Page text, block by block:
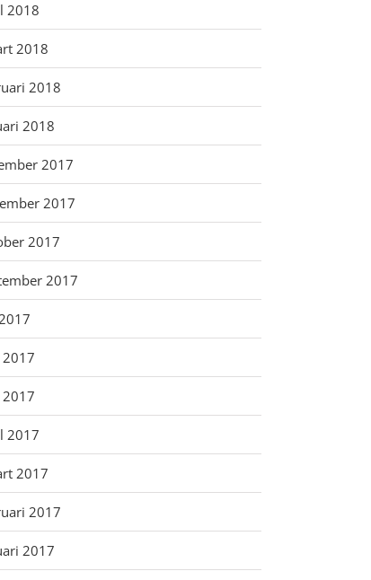
2018
2018
2018
2018
2017
2017
2017
2017
2017
2017
2017
2017